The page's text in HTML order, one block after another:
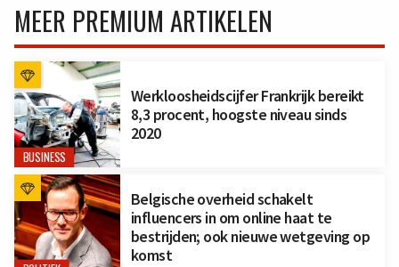
MEER PREMIUM ARTIKELEN
BUSINESS
Werkloosheidscijfer Frankrijk bereikt
8,3 procent, hoogste niveau sinds
2020
Belgische overheid schakelt
influencers in om online haat te
bestrijden; ook nieuwe wetgeving op
komst